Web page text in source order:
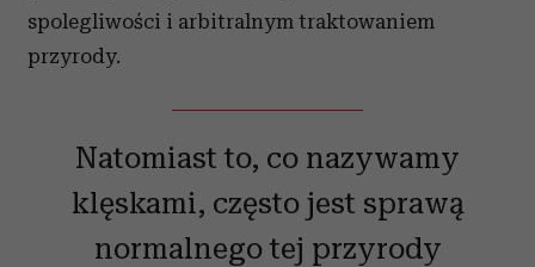
spolegliwości i arbitralnym traktowaniem
przyrody.
Natomiast to, co nazywamy
klęskami, często jest sprawą
normalnego tej przyrody